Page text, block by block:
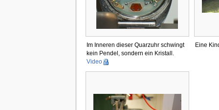
Im Inneren dieser Quarzuhr schwingt
kein Pendel, sondern ein Kristall.
Video
Eine